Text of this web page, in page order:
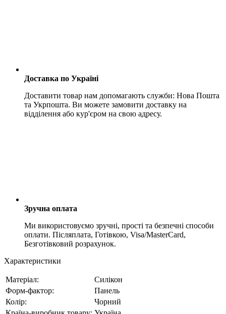
Доставка по Україні
Доставити товар нам допомагають служби: Нова Пошта
та Укрпошта. Ви можете замовити доставку на
відділення або кур'єром на свою адресу.
Зручна оплата
Ми використовуємо зручні, прості та безпечні способи
оплати. Післяплата, Готівкою, Visa/MasterCard,
Безготівковий розрахунок.
Характеристики
Матеріал:
Силікон
Форм-фактор:
Панель
Колір:
Чорний